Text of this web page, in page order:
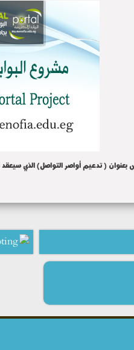
( تدعيم أواصر التواصل) الذي سيعقد